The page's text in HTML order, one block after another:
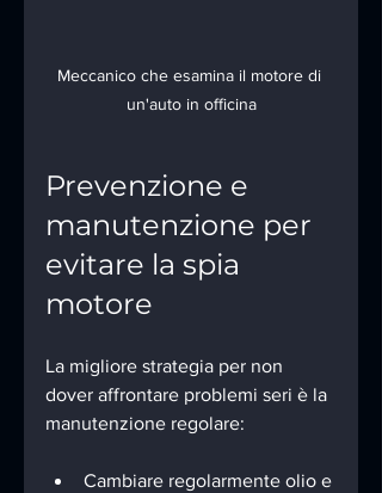
Meccanico che esamina il motore di
un'auto in officina
Prevenzione e
manutenzione per
evitare la spia
motore
La migliore strategia per non
dover affrontare problemi seri è la
manutenzione regolare:
Cambiare regolarmente olio e